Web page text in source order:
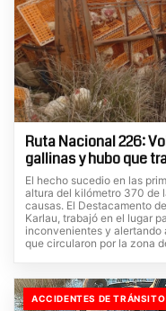
Ruta Nacional 226:
gallinas y hubo que
El hecho sucedio en las
altura del kilómetro 370 de
causas. El Destacamento
Karlau, trabajó en el lugar
inconvenientes y alertando
que circularon por la zona
ACCIDENTES DE TRÁNSITO